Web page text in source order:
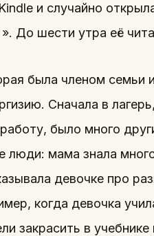
и случайно
До шести утра её
была членом семьи
Сначала в
было много
люди: мама знала
девочке про
когда девочка
закрасить в учебнике